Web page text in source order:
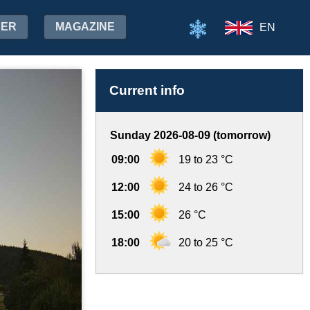
MAGAZINE EN
Current info
Sunday 2026-08-09 (tomorrow)
09:00 19 to 23 °C
12:00 24 to 26 °C
15:00 26 °C
18:00 20 to 25 °C